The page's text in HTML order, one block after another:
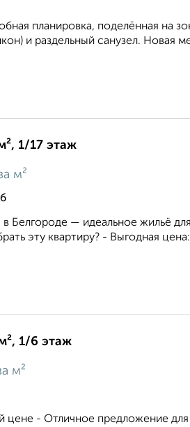
планировка, поделённая на
и раздельный санузел. Новая
1/17 этаж
м²
в Белгороде — идеальное жильё
эту квартиру? - Выгодная
1/6 этаж
м²
цене - Отличное предложение